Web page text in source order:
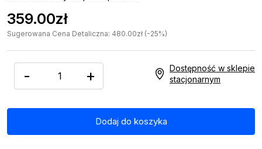
359.00zł
Sugerowana Cena Detaliczna: 480.00zł (-25%)
- +
Dostępność w sklepie
stacjonarnym